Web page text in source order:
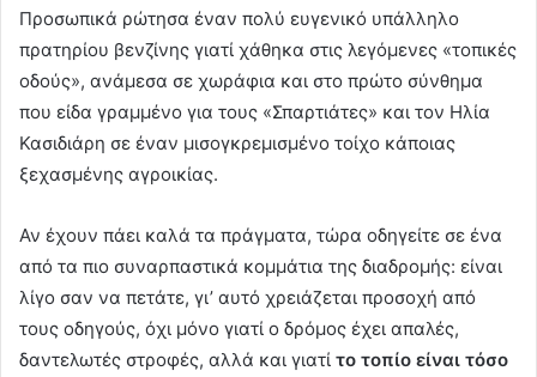
Προσωπικά ρώτησα έναν πολύ ευγενικό υπάλληλο
πρατηρίου βενζίνης γιατί χάθηκα στις λεγόμενες «τοπικές
οδούς», ανάμεσα σε χωράφια και στο πρώτο σύνθημα
που είδα γραμμένο για τους «Σπαρτιάτες» και τον Ηλία
Κασιδιάρη σε έναν μισογκρεμισμένο τοίχο κάποιας
ξεχασμένης αγροικίας.
Αν έχουν πάει καλά τα πράγματα, τώρα οδηγείτε σε ένα
από τα πιο συναρπαστικά κομμάτια της διαδρομής: είναι
λίγο σαν να πετάτε, γι’ αυτό χρειάζεται προσοχή από
τους οδηγούς, όχι μόνο γιατί ο δρόμος έχει απαλές,
δαντελωτές στροφές, αλλά και γιατί το τοπίο είναι τόσο